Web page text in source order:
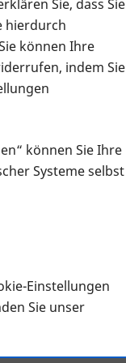
Infonmaterial
Sie, dass Sie
hierdurch
können Ihre
indem Sie
können Sie Ihre
Systeme selbst
Einstellungen
Sie unser